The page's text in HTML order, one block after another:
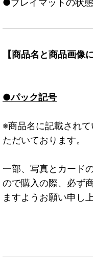
●プレイマットの状
【商品名と商品画像
●パック記号
※商品名に記載され
ただいております。
一部、写真とカード
ので購入の際、必ず
ますようお願い申し